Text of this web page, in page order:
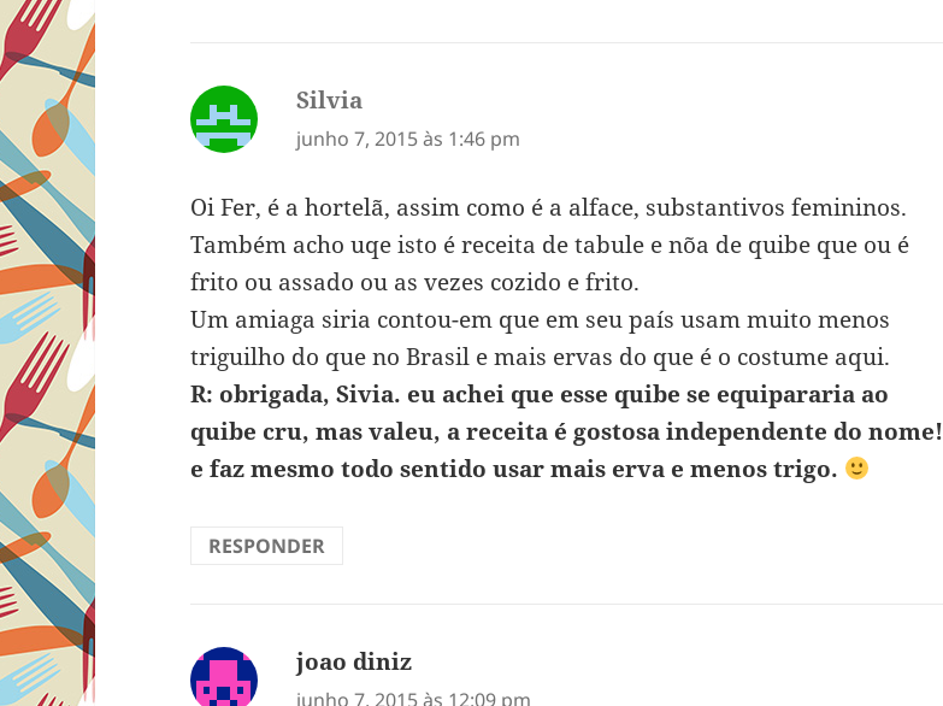
Silvia
junho 7, 2015 às 1:46 pm
Oi Fer, é a hortelã, assim como é a alface, substantivos femininos.
Também acho uqe isto é receita de tabule e nõa de quibe que ou é
frito ou assado ou as vezes cozido e frito.
Um amiaga siria contou-em que em seu país usam muito menos
triguilho do que no Brasil e mais ervas do que é o costume aqui.
R: obrigada, Sivia. eu achei que esse quibe se equipararia ao
quibe cru, mas valeu, a receita é gostosa independente do nome!
e faz mesmo todo sentido usar mais erva e menos trigo.
RESPONDER
joao diniz
junho 7, 2015 às 12:09 pm